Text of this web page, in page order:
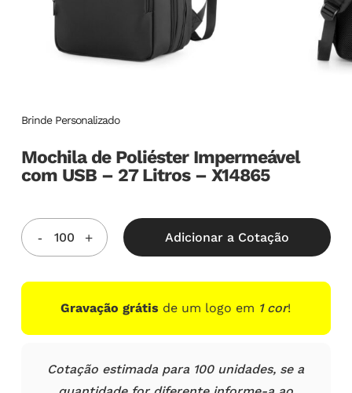
Brinde Personalizado
Mochila de Poliéster Impermeável
com USB – 27 Litros – X14865
Adicionar a Cotação
Gravação grátis de um logo em 1 cor!
Cotação estimada para 100 unidades, se a